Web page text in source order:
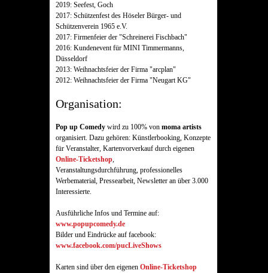
2019: Seefest, Goch
2017: Schützenfest des Höseler Bürger- und
Schützenverein 1965 e.V.
2017: Firmenfeier der "Schreinerei Fischbach"
2016: Kundenevent für MINI Timmermanns,
Düsseldorf
2013: Weihnachtsfeier der Firma "arcplan"
2012: Weihnachtsfeier der Firma "Neugart KG"
Organisation:
Pop up Comedy wird zu 100% von moma artists
organisiert. Dazu gehören: Künstlerbooking, Konzepte
für Veranstalter, Kartenvorverkauf durch eigenen
Online-Ticketshop,
Veranstaltungsdurchführung, professionelles
Werbematerial, Pressearbeit, Newsletter an über 3.000
Interessierte.
Ausführliche Infos und Termine auf:
www.popupcomedy.de
Bilder und Eindrücke auf facebook:
www.facebook.com/pucLiveShows
Karten sind über den eigenen Online-Ticketshop